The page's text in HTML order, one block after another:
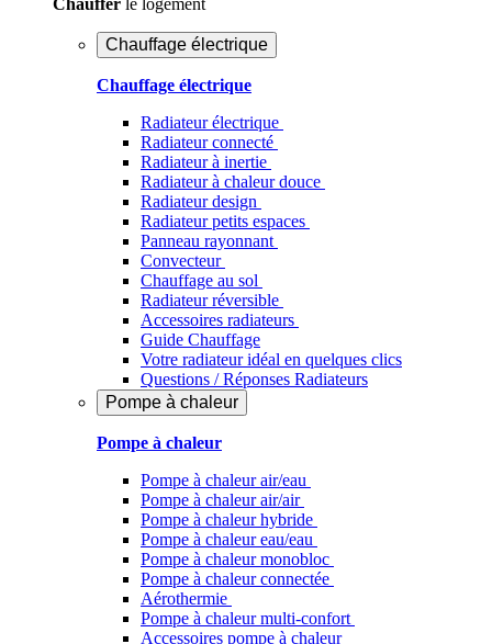
Chauffer le logement
Chauffage électrique
Chauffage électrique
Radiateur électrique
Radiateur connecté
Radiateur à inertie
Radiateur à chaleur douce
Radiateur design
Radiateur petits espaces
Panneau rayonnant
Convecteur
Chauffage au sol
Radiateur réversible
Accessoires radiateurs
Guide Chauffage
Votre radiateur idéal en quelques clics
Questions / Réponses Radiateurs
Pompe à chaleur
Pompe à chaleur
Pompe à chaleur air/eau
Pompe à chaleur air/air
Pompe à chaleur hybride
Pompe à chaleur​ eau/eau
Pompe à chaleur monobloc
Pompe à chaleur connectée
Aérothermie
Pompe à chaleur multi-confort
Accessoires pompe à chaleur